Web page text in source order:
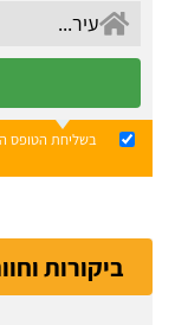
בשליחת הטופס
ביקורות